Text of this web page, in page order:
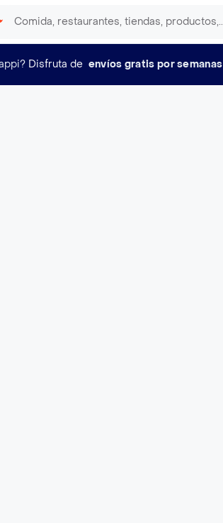
Disfruta de envíos gratis por semanas